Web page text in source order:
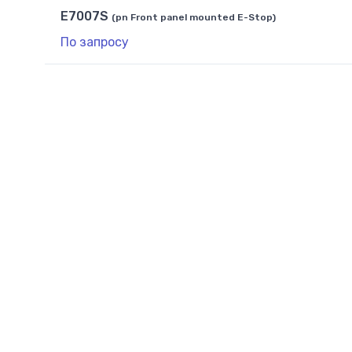
E7007S (pn Front panel mounted E-Stop)
По запросу